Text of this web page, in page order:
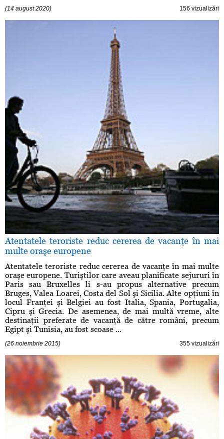
(14 august 2020) 156 vizualizări
Atentatele teroriste reduc cererea de vacanţe în mai
multe oraşe europene
Atentatele teroriste reduc cererea de vacanţe în mai multe
oraşe europene. Turiştilor care aveau planificate sejururi în
Paris sau Bruxelles li s-au propus alternative precum
Bruges, Valea Loarei, Costa del Sol şi Sicilia. Alte opţiuni în
locul Franţei şi Belgiei au fost Italia, Spania, Portugalia,
Cipru şi Grecia. De asemenea, de mai multă vreme, alte
destinaţii preferate de vacanţă de către români, precum
Egipt şi Tunisia, au fost scoase ...
(26 noiembrie 2015) 355 vizualizări